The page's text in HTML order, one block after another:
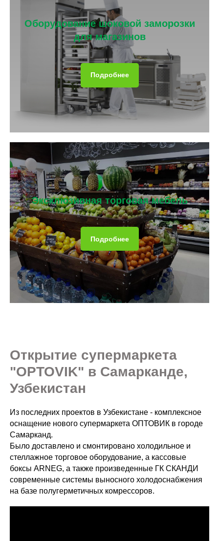
Оборудование шоковой заморозки
для магазинов
Подробнее
Эксклюзивная торговая мебель
Подробнее
Открытие супермаркета
"OPTOVIK" в Самарканде,
Узбекистан
Из последних проектов в Узбекистане - комплексное
оснащение нового супермаркета ОПТОВИК в городе
Самарканд.
Было доставлено и смонтировано холодильное и
стеллажное торговое оборудование, а кассовые
боксы ARNEG, а также произведенные ГК СКАНДИ
современные системы выносного холодоснабжения
на базе полугерметичных комрессоров.